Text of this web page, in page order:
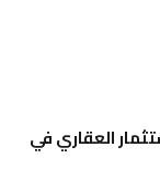
العقاري في